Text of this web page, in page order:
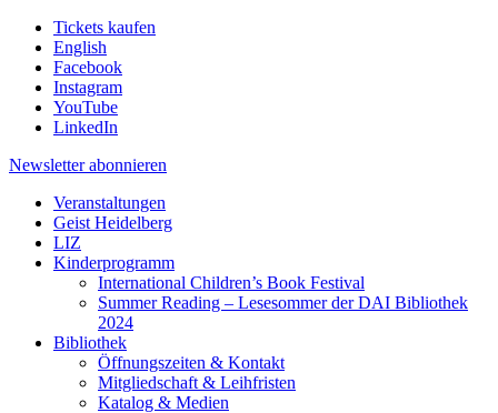
Tickets kaufen
English
Facebook
Instagram
YouTube
LinkedIn
Newsletter abonnieren
Veranstaltungen
Geist Heidelberg
LIZ
Kinderprogramm
International Children’s Book Festival
Summer Reading – Lesesommer der DAI Bibliothek
2024
Bibliothek
Öffnungszeiten & Kontakt
Mitgliedschaft & Leihfristen
Katalog & Medien